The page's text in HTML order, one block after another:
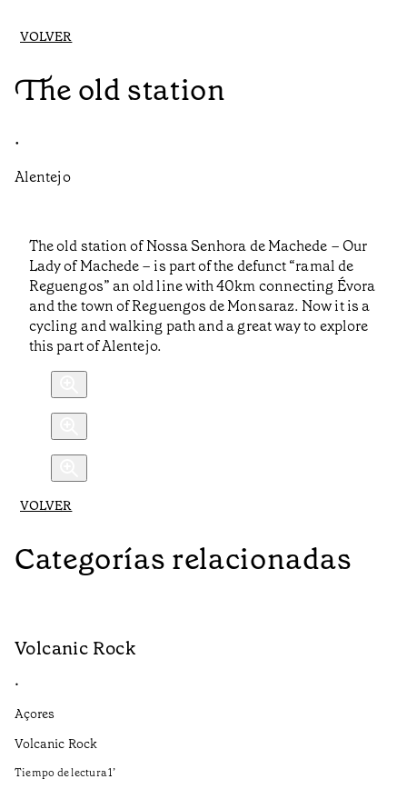
VOLVER
The old station
•
Alentejo
The old station of Nossa Senhora de Machede – Our
Lady of Machede – is part of the defunct “ramal de
Reguengos” an old line with 40km connecting Évora
and the town of Reguengos de Monsaraz. Now it is a
cycling and walking path and a great way to explore
this part of Alentejo.
VOLVER
Categorías relacionadas
Volcanic Rock
•
Açores
Volcanic Rock
Tiempo de lectura1’